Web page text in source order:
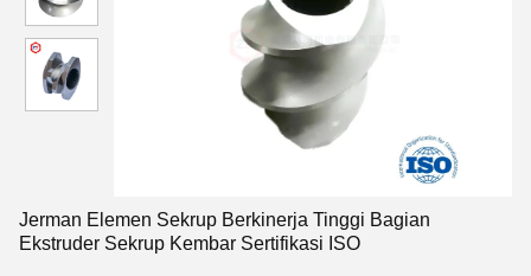
Jerman Elemen Sekrup Berkinerja Tinggi Bagian
Ekstruder Sekrup Kembar Sertifikasi ISO